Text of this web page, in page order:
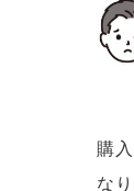
購
なり